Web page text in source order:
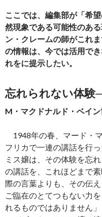
ここでは、編集部が「希
然現象である可能性のあ
ン・クレームの師がこれ
の情報は、今では活用で
れをに提示したい。
忘れられない体験
M・マクドナルド・ベイ
1948年の春、マード・
フリカで一連の講話を行
ミス嬢は、その体験を忘
の講話を、これほどまで
際の言葉よりも、その伝
ご臨在のとてつもない力
れるものではありません」